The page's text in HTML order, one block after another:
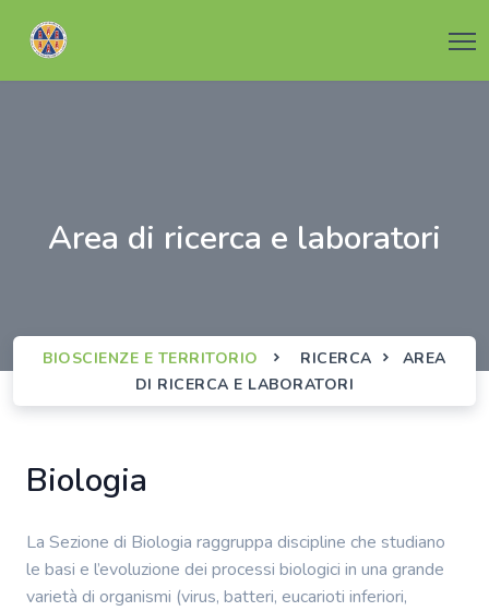
area di ricerca e laboratori
BIOSCIENZE E TERRITORIO RICERCA
AREA
DI RICERCA E LABORATORI
biologia
La Sezione di Biologia raggruppa discipline che studiano
le basi e l’evoluzione dei processi biologici in una grande
varietà di organismi (virus, batteri, eucarioti inferiori,